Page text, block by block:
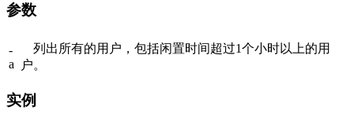
参数
-
a
列出所有的用户，包括闲置时间超过1个小时以上的用
户。
实例